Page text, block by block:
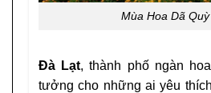
Mùa Hoa Dã
Đà Lạt, thành phố ngàn
tưởng cho những ai yêu